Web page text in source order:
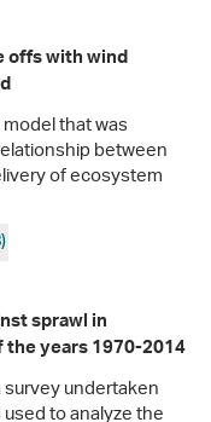
offs with wind
that was
between
of ecosystem
sprawl in
years 1970-2014
undertaken